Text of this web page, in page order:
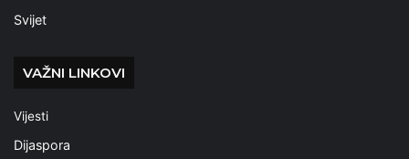
Svijet
VAŽNI LINKOVI
Vijesti
Dijaspora